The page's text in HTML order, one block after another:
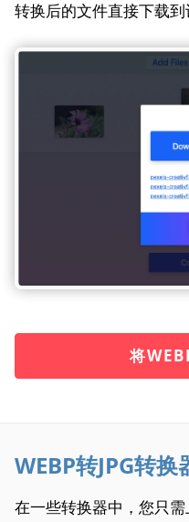
转换后的文件直接下载到
将
WEBP转JPG转换
在一些转换器中，您只